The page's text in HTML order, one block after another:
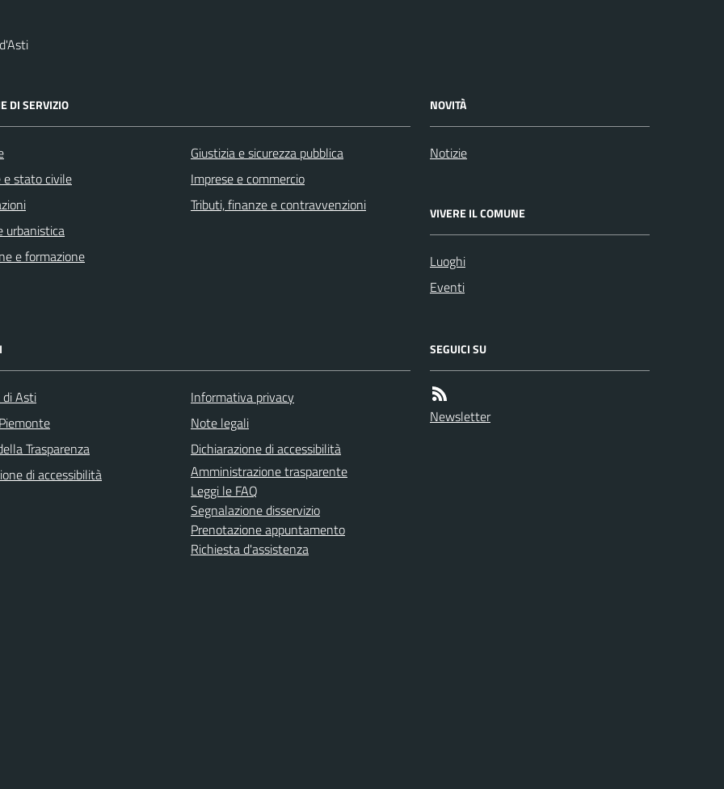
DI SERVIZIO
e stato civile
urbanistica
e formazione
Giustizia e sicurezza pubblica
Imprese e commercio
Tributi, finanze e contravvenzioni
NOVITÀ
Notizie
VIVERE IL COMUNE
Luoghi
Eventi
di Asti
Trasparenza
di accessibilità
Informativa privacy
Note legali
Dichiarazione di accessibilità
Amministrazione trasparente
Leggi le FAQ
Segnalazione disservizio
Prenotazione appuntamento
Richiesta d'assistenza
SEGUICI SU
Newsletter